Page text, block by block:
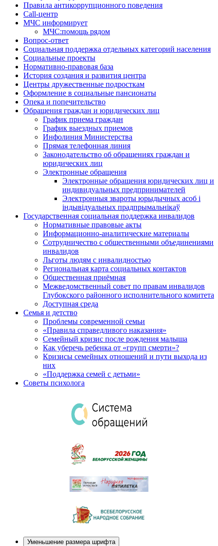
Правила антикоррупционного поведения
Call-центр
МЧС информирует
МЧС:помощь рядом
Вопрос-ответ
Социальная поддержка отдельных категорий населения
Социальные проекты
Нормативно-правовая база
История создания и развития центра
Центры дружественные подросткам
Оформление в социальные пансионаты
Опека и попечительство
Обращения граждан и юридических лиц
График приема граждан
График выездных приемов
Инфолиния Министерства
Прямая телефонная линия
Законодательство об обращениях граждан и
юридических лиц
Электронные обращения
Электронные обращения юридических лиц и
индивидуальных предпринимателей
Электронныя звароты юрыдычных асоб і
індывідуальных прадпрымальнікаў
Государственная социальная поддержка инвалидов
Нормативные правовые акты
Информационно-аналитические материалы
Сотрудничество с общественными объединениями
инвалидов
Льготы людям с инвалидностью
Региональная карта социальных контактов
Общественная приёмная
Межведомственный совет по правам инвалидов
Глубокского районного исполнительного комитета
Доступная среда
Семья и детство
Проблемы современной семьи
«Правила справедливого наказания»
Семейный кризис после рождения малыша
Как уберечь ребенка от «групп смерти»?
Кризисы семейных отношений и пути выхода из
них
«Поддержка семей с детьми»
Советы психолога
Уменьшение размера шрифта